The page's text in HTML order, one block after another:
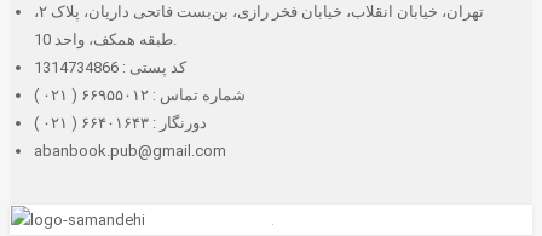
تهران، خیابان انقلاب، خیابان فخر رازی، بن‌بست فاتحی داریان، پلاک ۲،
کد پستی : 1314734866
شماره تماس : ۶۶۹۵۵۰۱۲ ( ۰۲۱ )
دورنگار : ۶۶۴۰۱۶۴۳ ( ۰۲۱ )
abanbook.pub@gmail.com